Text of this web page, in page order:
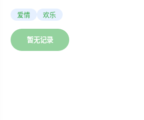
爱情 欢乐
暂无记录